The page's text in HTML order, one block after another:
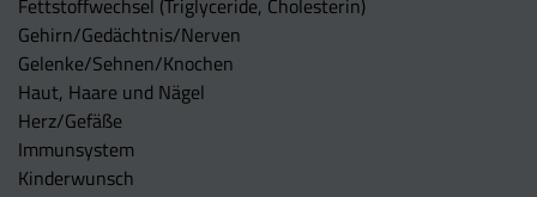
Fettstoffwechsel (Triglyceride, Cholesterin)
Gehirn/Gedächtnis/Nerven
Gelenke/Sehnen/Knochen
Haut, Haare und Nägel
Herz/Gefäße
Immunsystem
Kinderwunsch